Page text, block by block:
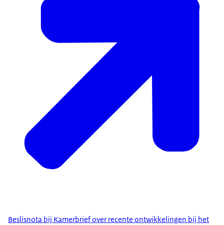
Beslisnota bij Kamerbrief over recente ontwikkelingen bij het